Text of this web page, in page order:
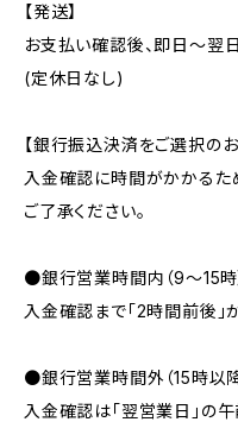
【発送】
お支払い確認後、即日〜翌
(定休日なし)
【銀行振込決済をご選択のお
入金確認に時間がかかるた
ご了承ください。
●銀行営業時間内（9〜15時
入金確認まで「2時間前後」
●銀行営業時間外（15時以
入金確認は「翌営業日」の午